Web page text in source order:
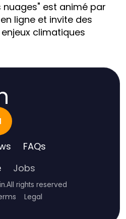
nuages" est animé par
ligne et invite des
climatiques
FAQs
Jobs
.All rights reserved
Legal